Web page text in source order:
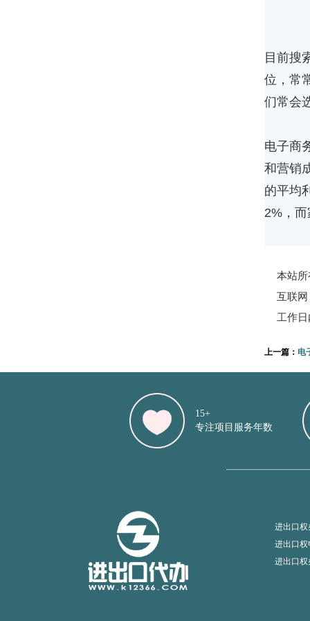
目前搜
位，常
们常会
电子商
和营销
的平均
2%，
本站
互联
工作
上一篇： 电
15+
专注项目服务年数
进出口权
进出口权
进出口权